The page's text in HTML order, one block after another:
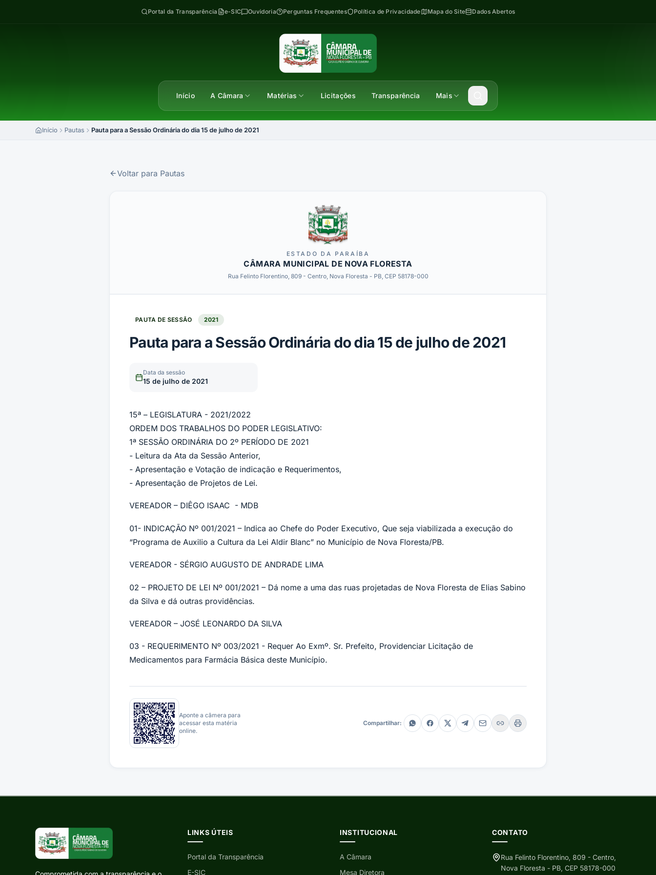
Portal da Transparência e-SIC Ouvidoria Perguntas Frequentes Política de Privacidade Mapa do Site Dados Abertos
Início A Câmara Matérias Licitações Transparência Mais
Início Pautas Pauta para a Sessão Ordinária do dia 15 de julho de 2021
Voltar para Pautas
ESTADO DA PARAÍBA
CÂMARA MUNICIPAL DE NOVA FLORESTA
Rua Felinto Florentino, 809 - Centro, Nova Floresta - PB, CEP 58178-000
PAUTA DE SESSÃO 2021
Pauta para a Sessão Ordinária do dia 15 de julho de 2021
Data da sessão
15 de julho de 2021
15ª – LEGISLATURA - 2021/2022
ORDEM DOS TRABALHOS DO PODER LEGISLATIVO:
1ª SESSÃO ORDINÁRIA DO 2º PERÍODO DE 2021
- Leitura da Ata da Sessão Anterior,
- Apresentação e Votação de indicação e Requerimentos,
- Apresentação de Projetos de Lei.
VEREADOR – DIÊGO ISAAC - MDB
01- INDICAÇÃO Nº 001/2021 – Indica ao Chefe do Poder Executivo, Que seja viabilizada a execução do
“Programa de Auxilio a Cultura da Lei Aldir Blanc” no Município de Nova Floresta/PB.
VEREADOR - SÉRGIO AUGUSTO DE ANDRADE LIMA
02 – PROJETO DE LEI Nº 001/2021 – Dá nome a uma das ruas projetadas de Nova Floresta de Elias Sabino
da Silva e dá outras providências.
VEREADOR – JOSÉ LEONARDO DA SILVA
03 - REQUERIMENTO Nº 003/2021 - Requer Ao Exmº. Sr. Prefeito, Providenciar Licitação de
Medicamentos para Farmácia Básica deste Município.
Aponte a câmera para
acessar esta matéria
online.
Compartilhar:
LINKS ÚTEIS
Portal da Transparência
E-SIC
INSTITUCIONAL
A Câmara
Mesa Diretora
CONTATO
Rua Felinto Florentino, 809 - Centro,
Nova Floresta - PB, CEP 58178-000